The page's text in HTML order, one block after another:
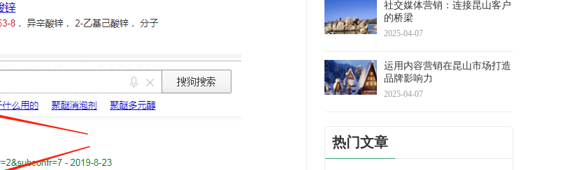
社交媒体营销：连接昆山客户
的桥梁
2025-04-07
运用内容营销在昆山市场打造
品牌影响力
2025-04-07
热门文章